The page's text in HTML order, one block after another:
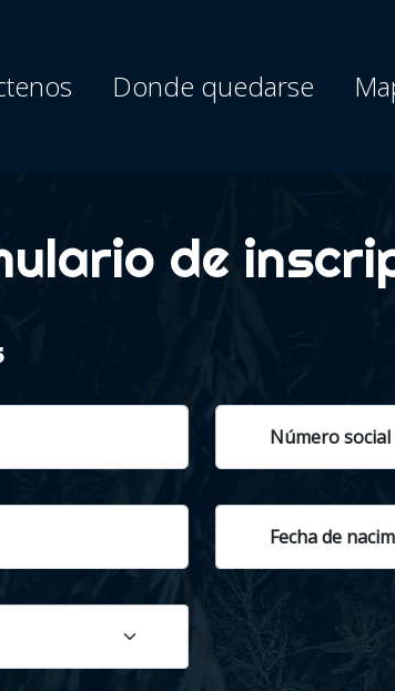
Donde quedarse
de
Número social
Fecha de